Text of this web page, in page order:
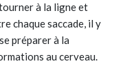
à la ligne et
chaque saccade, il y
préparer à la
au cerveau.